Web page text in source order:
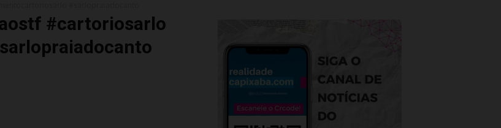
#cartoriosarlo